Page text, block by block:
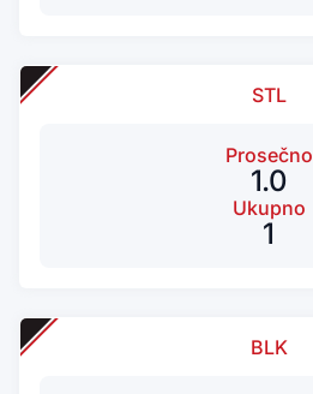
STL
Prosečno
1.0
Ukupno
1
BLK